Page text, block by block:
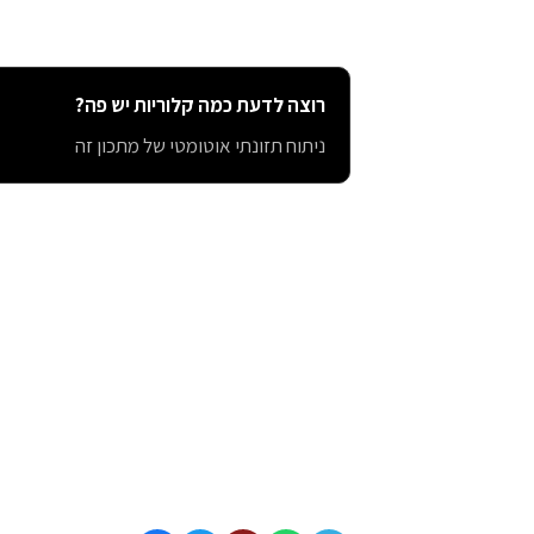
רוצה לדעת כמה קלוריות יש פה?
ניתוח תזונתי אוטומטי של מתכון זה